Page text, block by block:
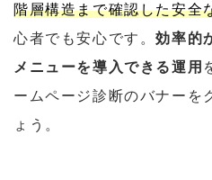
階層構造まで確認した安全
心者でも安心です。効率的
メニューを導入できる運用
ームページ診断のバナーを
ょう。